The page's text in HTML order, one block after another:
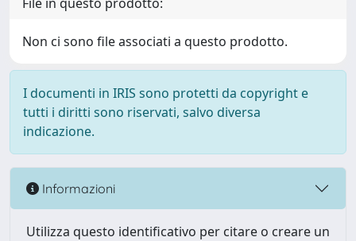
Non ci sono file associati a questo prodotto.
I documenti in IRIS sono protetti da copyright e
tutti i diritti sono riservati, salvo diversa
indicazione.
Informazioni
Utilizza questo identificativo per citare o creare un